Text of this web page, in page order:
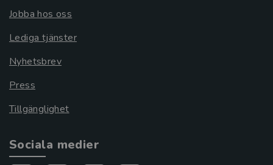
Jobba hos oss
Lediga tjänster
Nyhetsbrev
Press
Tillgänglighet
Sociala medier